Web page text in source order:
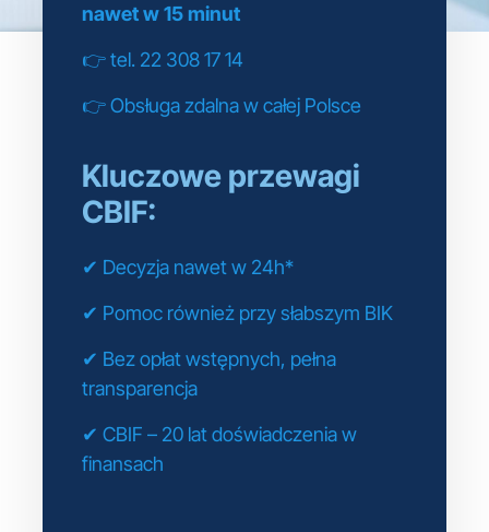
nawet w 15 minut
👉 tel. 22 308 17 14
👉 Obsługa zdalna w całej Polsce
Kluczowe przewagi
CBIF:
✔ Decyzja nawet w 24h*
✔ Pomoc również przy słabszym BIK
✔ Bez opłat wstępnych, pełna
transparencja
✔ CBIF – 20 lat doświadczenia w
finansach